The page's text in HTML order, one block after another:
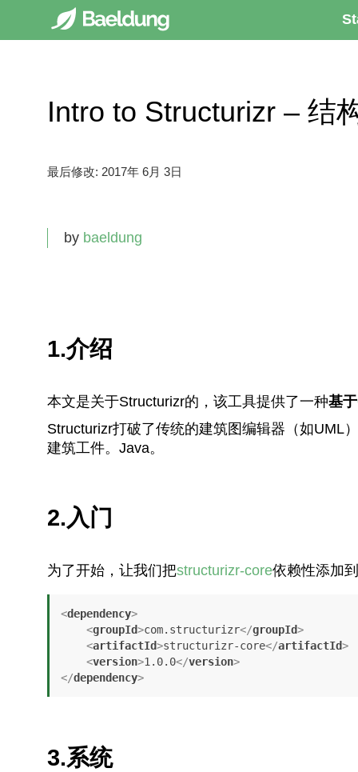
Intro to Structurizr – 结
最后修改: 2017年 6月 3日
by baeldung
1.介绍
本文是关于Structurizr的，该工具提供了一种基于
Structurizr打破了传统的建筑图编辑器（如UML
建筑工件。Java。
2.入门
为了开始，让我们把structurizr-core依赖性添加
<dependency>
<groupId>com.structurizr</groupId>
<artifactId>structurizr-core</artifactId>
<version>1.0.0</version>
</dependency>
3.系统